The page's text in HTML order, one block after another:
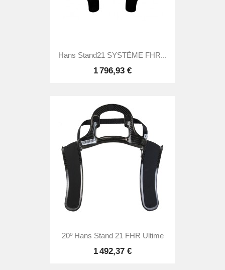
Hans Stand21 SYSTÈME FHR...
1 796,93 €
20º Hans Stand 21 FHR Ultime
1 492,37 €